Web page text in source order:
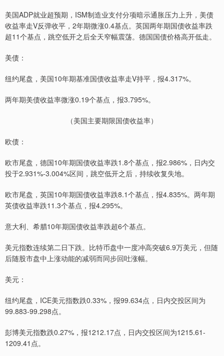
美国ADP就业超预期，ISM制造业支付分项暗示通胀压力上升，美债
收益率走V反弹收平，2年期微涨0.4基点。英国两年期国债收益率跌
超11个基点，跳空低开之后全天窄幅震荡。德国国债价格高开低走。
美债：
纽约尾盘，美国10年期基准国债收益率走V持平，报4.317%。
两年期美债收益率微涨0.19个基点，报3.795%。
（美国主要期限国债收益率）
欧债：
欧市尾盘，德国10年期国债收益率跌1.8个基点，报2.986%，日内交
投于2.931%-3.004%区间，跳空低开之后，持续收复失地。
欧市尾盘，英国10年期国债收益率跌8.1个基点，报4.835%。两年期
英债收益率跌11.3个基点，报4.295%。
意大利、希腊10年期国债收益率跌超6个基点。
美元指数连续第二日下跌。比特币盘中一度冲高突破6.9万美元，但随
后随股市盘中上涨动能的减弱而同步回吐涨幅。
美元：
纽约尾盘，ICE美元指数跌0.33%，报99.634点，日内交投区间为
99.883-99.298点。
彭博美元指数跌0.27%，报1212.17点，日内交投区间为1215.61-
1209.41点。